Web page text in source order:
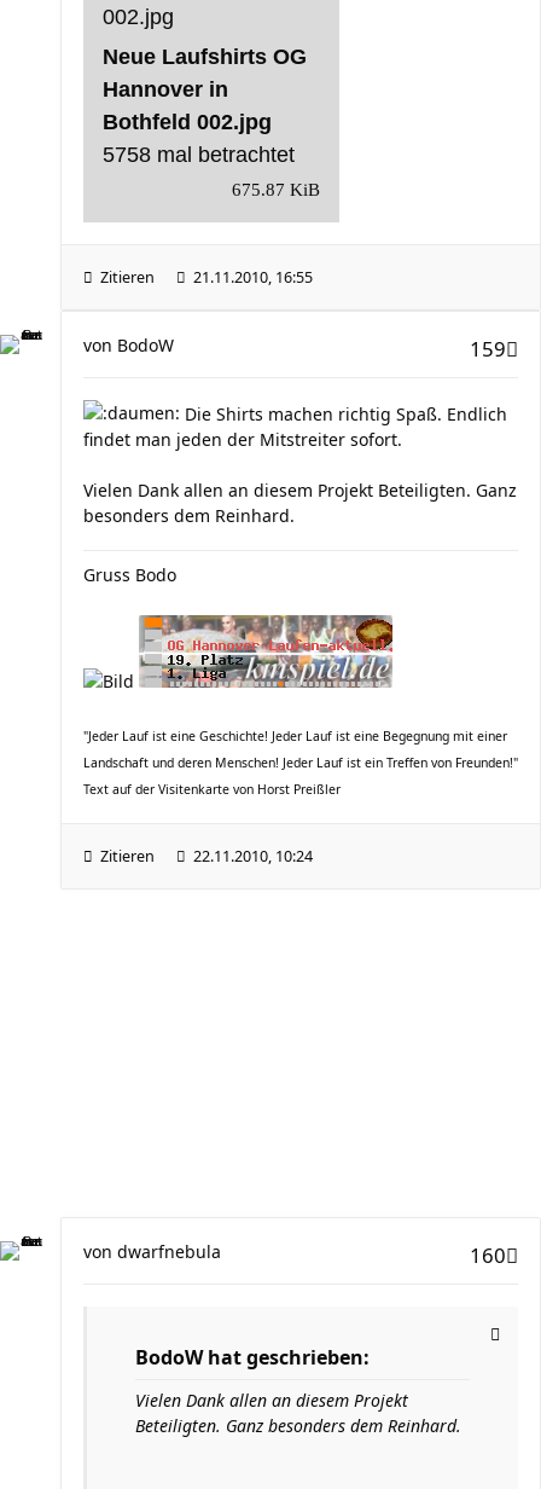
Neue Laufshirts OG
Hannover in
Bothfeld 002.jpg
5758 mal betrachtet
675.87 KiB
Zitieren 21.11.2010, 16:55
159
von BodoW
Die Shirts machen richtig Spaß. Endlich
findet man jeden der Mitstreiter sofort.
Vielen Dank allen an diesem Projekt Beteiligten. Ganz
besonders dem Reinhard.
Gruss Bodo
"Jeder Lauf ist eine Geschichte! Jeder Lauf ist eine Begegnung mit einer
Landschaft und deren Menschen! Jeder Lauf ist ein Treffen von Freunden!"
Text auf der Visitenkarte von Horst Preißler
Zitieren 22.11.2010, 10:24
160
von dwarfnebula
BodoW hat geschrieben:
Vielen Dank allen an diesem Projekt
Beteiligten. Ganz besonders dem Reinhard.